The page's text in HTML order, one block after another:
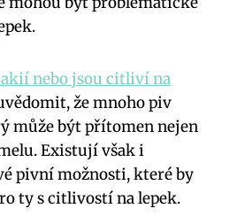
nebo jsou citliví na
že mnoho piv
může být přítomen nejen
Existují však i
pivní možnosti, které by
ty s citlivostí na lepek.